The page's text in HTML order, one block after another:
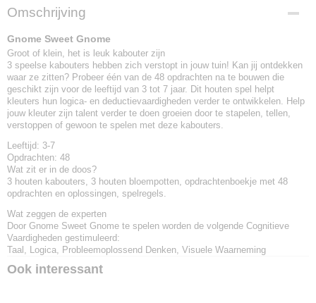
EAN code
5414301525622
Omschrijving
Gnome Sweet Gnome
Groot of klein, het is leuk kabouter zijn
3 speelse kabouters hebben zich verstopt in jouw tuin! Kan jij ontdekken
waar ze zitten? Probeer één van de 48 opdrachten na te bouwen die
geschikt zijn voor de leeftijd van 3 tot 7 jaar. Dit houten spel helpt
kleuters hun logica- en deductievaardigheden verder te ontwikkelen. Help
jouw kleuter zijn talent verder te doen groeien door te stapelen, tellen,
verstoppen of gewoon te spelen met deze kabouters.
Leeftijd: 3-7
Opdrachten: 48
Wat zit er in de doos?
3 houten kabouters, 3 houten bloempotten, opdrachtenboekje met 48
opdrachten en oplossingen, spelregels.
Wat zeggen de experten
Door Gnome Sweet Gnome te spelen worden de volgende Cognitieve
Vaardigheden gestimuleerd:
Taal, Logica, Probleemoplossend Denken, Visuele Waarneming
Ook interessant